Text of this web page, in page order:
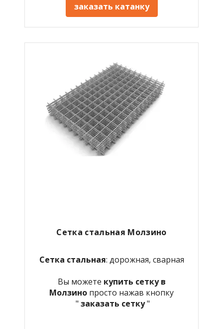
заказать катанку
Сетка стальная Молзино
Сетка стальная: дорожная, сварная
Вы можете купить сетку в
Молзино просто нажав кнопку
" заказать сетку"